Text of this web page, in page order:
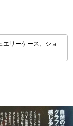
エリーケース、ショ